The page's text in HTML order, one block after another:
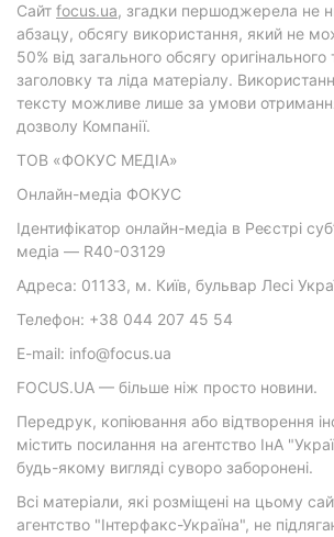
Cайт focus.ua, згадки першоджерела не
абзацу, обсягу використання, який не
50% від загального обсягу оригінального
заголовку та ліда матеріалу.
тексту можливе лише за умови
дозволу Компанії.
ТОВ «ФОКУС МЕДІА»
Онлайн-медіа ФОКУС
Ідентифікатор онлайн-медіа в Реєстрі
медіа — R40-03129
Адреса: 01133, м. Київ, бульвар Лесі
Телефон: +38 044 207 45 54
E-mail: info@focus.ua
FOCUS.UA — більше ніж просто новини.
Передрук, копіювання або відтворення
містить посилання на агентство ІнА
будь-якому вигляді суворо заборонені.
Всі матеріали, які розміщені на цьому
агентство "Інтерфакс-Україна", не